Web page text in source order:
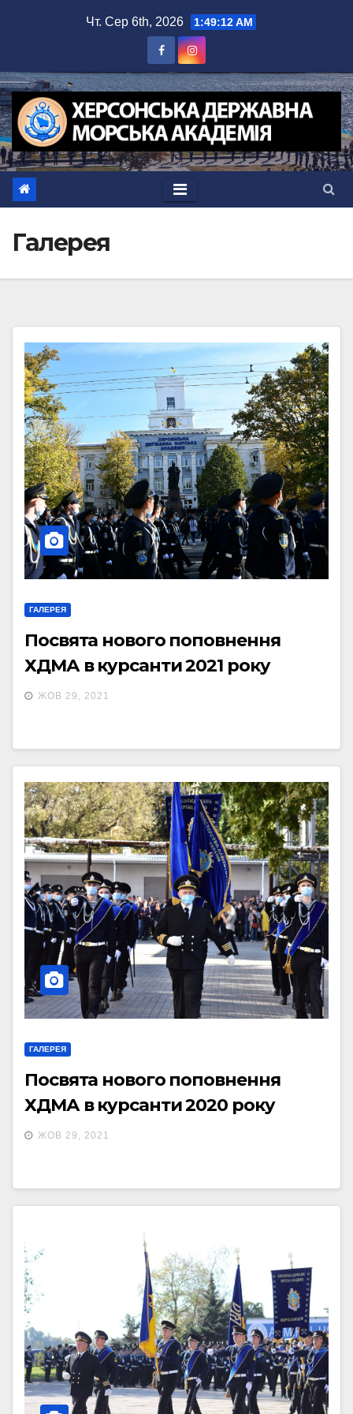
Чт. Сер 6th, 2026 1:49:12 AM
Галерея
ГАЛЕРЕЯ
Посвята нового поповнення
ХДМА в курсанти 2021 року
ЖОВ 29, 2021
ГАЛЕРЕЯ
Посвята нового поповнення
ХДМА в курсанти 2020 року
ЖОВ 29, 2021